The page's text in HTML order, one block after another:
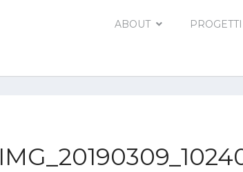
ABOUT PROGETTI